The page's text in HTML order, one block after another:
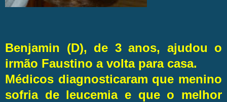
Benjamin (D), de 3 anos, ajudou o
irmão Faustino a volta para casa.
Médicos diagnosticaram que menino
sofria de leucemia e que o melhor